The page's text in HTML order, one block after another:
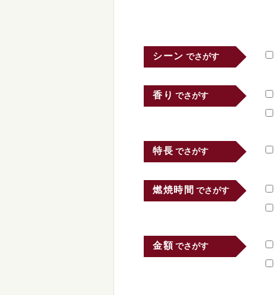
シーン でさがす
香り でさがす
特長 でさがす
燃焼時間 でさがす
金額 でさがす